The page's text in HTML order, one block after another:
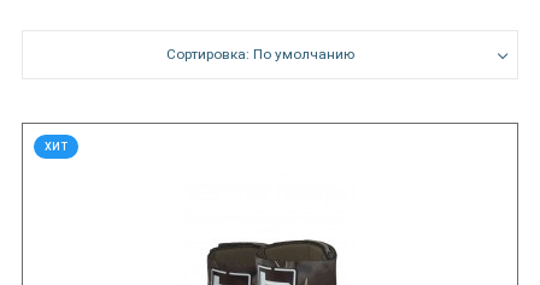
Сортировка: По умолчанию
ХИТ